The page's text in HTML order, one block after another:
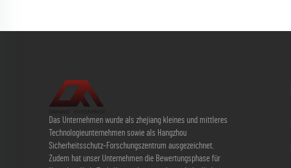
Das Unternehmen wurde als zhejiang kleines und mittleres
Technologieunternehmen sowie als Hangzhou
Sicherheitsschutz-Forschungszentrum ausgezeichnet.
Zudem hat unser Unternehmen die Bewertungsphase für